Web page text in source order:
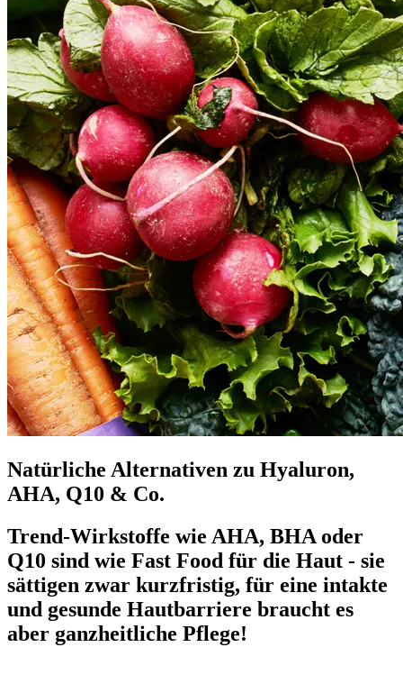
Natürliche Alternativen zu Hyaluron,
AHA, Q10 & Co.
Trend-Wirkstoffe wie AHA, BHA oder
Q10 sind wie Fast Food für die Haut - sie
sättigen zwar kurzfristig, für eine intakte
und gesunde Hautbarriere braucht es
aber ganzheitliche Pflege!